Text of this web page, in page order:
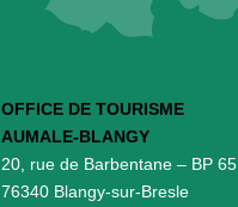
OFFICE DE TOURISME
AUMALE-BLANGY
20, rue de Barbentane – BP 65
76340 Blangy-sur-Bresle